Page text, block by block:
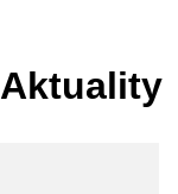
Aktuality